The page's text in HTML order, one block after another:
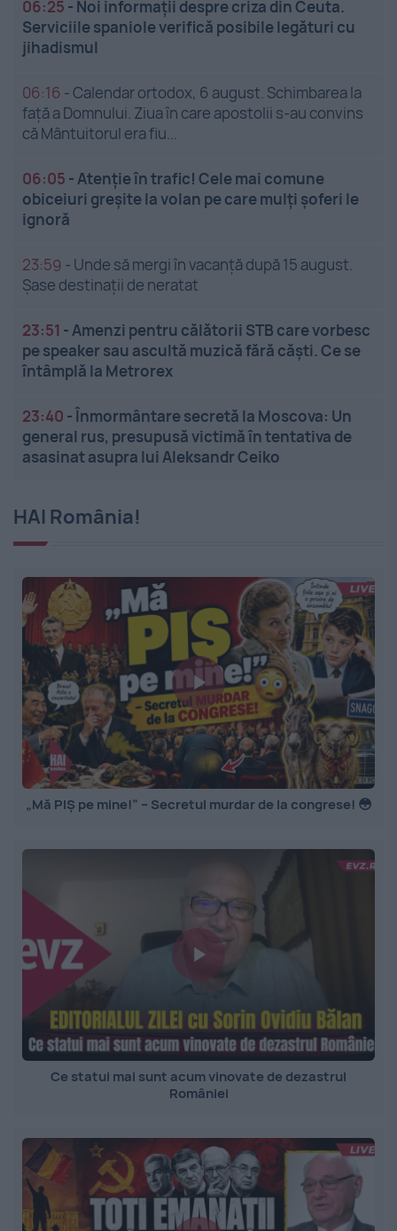
06:25 - Noi informații despre criza din Ceuta.
Serviciile spaniole verifică posibile legături cu
jihadismul
06:16 -Calendar ortodox, 6 august. Schimbarea la
față a Domnului. Ziua în care apostolii s-au convins
că Mântuitorul era fiu...
06:05 -Atenție în trafic! Cele mai comune
obiceiuri greșite la volan pe care mulți șoferi le
ignoră
23:59 - Unde să mergi în vacanță după 15 august.
Șase destinații de neratat
23:51 -Amenzi pentru călătorii STB care vorbesc
pe speaker sau ascultă muzică fără căști. Ce se
întâmplă la Metrorex
23:40 -Înmormântare secretă la Moscova: Un
general rus, presupusă victimă în tentativa de
asasinat asupra lui Aleksandr Ceiko
HAI România!
„Mă PIȘ pe mine!” – Secretul murdar de la congrese! 😳
Ce statui mai sunt acum vinovate de dezastrul
României